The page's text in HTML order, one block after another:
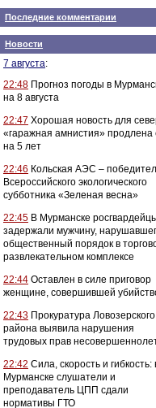
Последние комментарии
Новости
7 августа:
22:48 Прогноз погоды в
на 8 августа
22:47 Хорошая новость для
«гаражная амнистия»
на 5 лет
22:46 Кольская АЭС –
Всероссийского экологического
субботника «Зеленая весна»
22:45 В Мурманске
задержали мужчину,
общественный порядок в
развлекательном комплексе
22:44 Оставлен в силе приговор
женщине, совершившей
22:43 Прокуратура Ловозерского
района выявила нарушения
трудовых прав
22:42 Сила, скорость и гибкость:
Мурманске слушатели и
преподаватель ЦПП сдали
нормативы ГТО